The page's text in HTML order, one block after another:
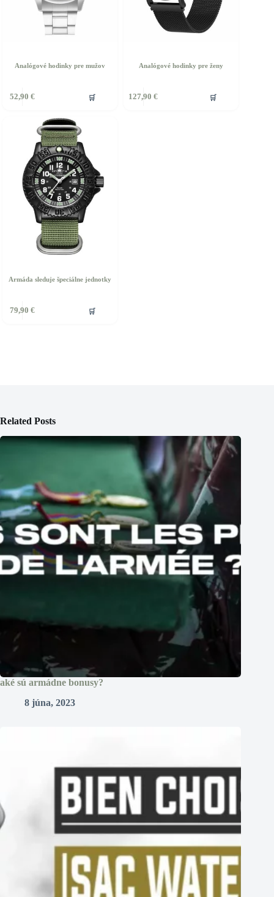
Analógové hodinky pre mužov
52,90 € 🛒
Analógové hodinky pre ženy
127,90€ 🛒
Armáda sleduje špeciálne jednotky
79,90 € 🛒
Related Posts
aké sú armádne bonusy?
8 júna, 2023